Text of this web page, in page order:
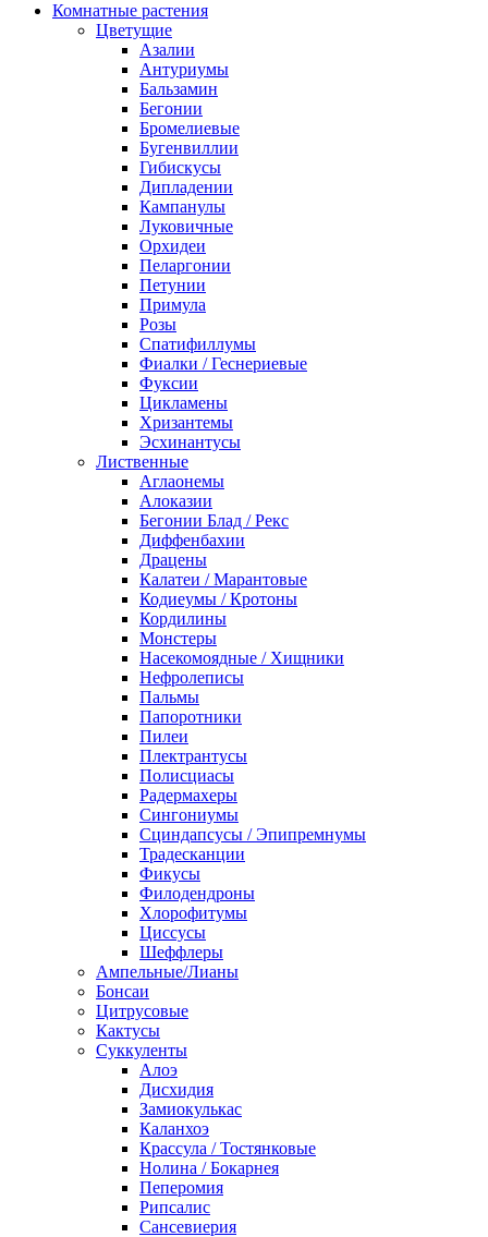
Комнатные растения
Цветущие
Азалии
Антуриумы
Бальзамин
Бегонии
Бромелиевые
Бугенвиллии
Гибискусы
Дипладении
Кампанулы
Луковичные
Орхидеи
Пеларгонии
Петунии
Примула
Розы
Спатифиллумы
Фиалки / Геснериевые
Фуксии
Цикламены
Хризантемы
Эсхинантусы
Лиственные
Аглаонемы
Алоказии
Бегонии Блад / Рекс
Диффенбахии
Драцены
Калатеи / Марантовые
Кодиеумы / Кротоны
Кордилины
Монстеры
Насекомоядные / Хищники
Нефролеписы
Пальмы
Папоротники
Пилеи
Плектрантусы
Полисциасы
Радермахеры
Сингониумы
Сциндапсусы / Эпипремнумы
Традесканции
Фикусы
Филодендроны
Хлорофитумы
Циссусы
Шеффлеры
Ампельные/Лианы
Бонсаи
Цитрусовые
Кактусы
Суккуленты
Алоэ
Дисхидия
Замиокулькас
Каланхоэ
Крассула / Тостянковые
Нолина / Бокарнея
Пеперомия
Рипсалис
Сансевиерия